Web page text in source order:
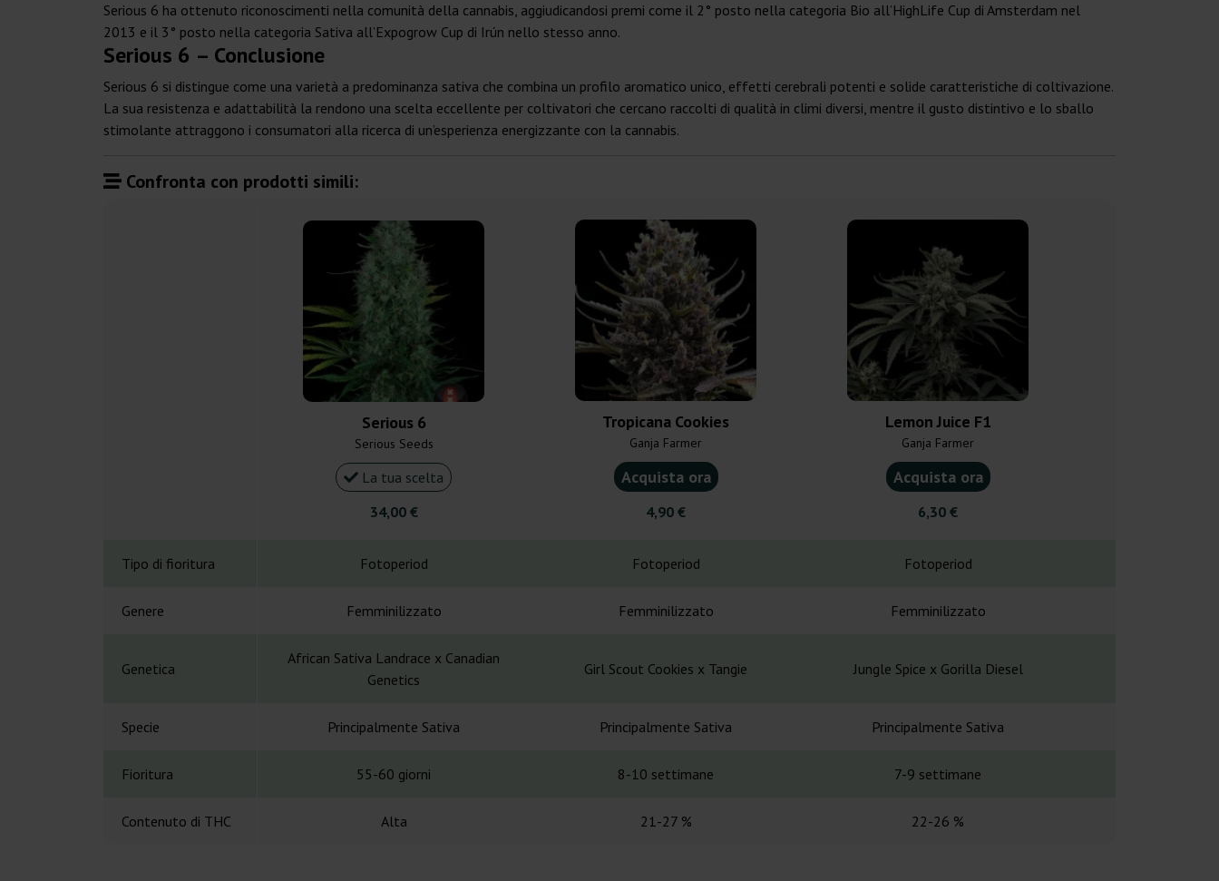
Serious 6 ha ottenuto riconoscimenti nella comunità della cannabis, aggiudicandosi premi come il 2° posto nella categoria Bio all’HighLife Cup di Amsterdam nel
2013 e il 3° posto nella categoria Sativa all’Expogrow Cup di Irún nello stesso anno.
Serious 6 – Conclusione
Serious 6 si distingue come una varietà a predominanza sativa che combina un profilo aromatico unico, effetti cerebrali potenti e solide caratteristiche di coltivazione.
La sua resistenza e adattabilità la rendono una scelta eccellente per coltivatori che cercano raccolti di qualità in climi diversi, mentre il gusto distintivo e lo sballo
stimolante attraggono i consumatori alla ricerca di un’esperienza energizzante con la cannabis.
Confronta con prodotti simili:
Serious 6
Serious Seeds
La tua scelta
34,00 €
Tropicana Cookies
Ganja Farmer
Acquista ora
4,90 €
Lemon Juice F1
Ganja Farmer
Acquista ora
6,30 €
Tipo di fioritura Fotoperiod Fotoperiod Fotoperiod
Genere Femminilizzato Femminilizzato Femminilizzato
Genetica
African Sativa Landrace x Canadian
Genetics
Girl Scout Cookies x Tangie Jungle Spice x Gorilla Diesel
Specie Principalmente Sativa Principalmente Sativa Principalmente Sativa
Fioritura 55-60 giorni 8-10 settimane 7-9 settimane
Contenuto di THC Alta 21-27 % 22-26 %